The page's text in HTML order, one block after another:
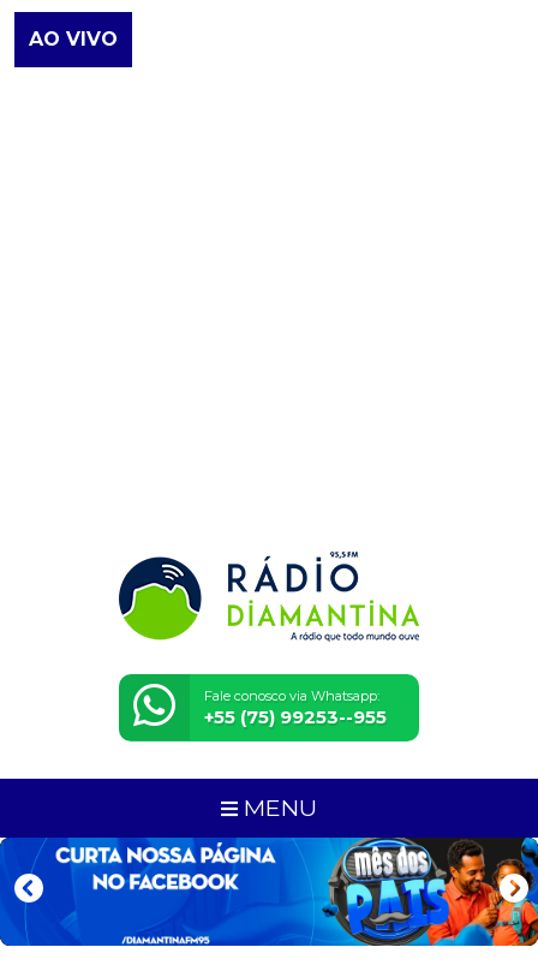
AO VIVO
Fale conosco via Whatsapp:
+55 (75) 99253--955
MENU